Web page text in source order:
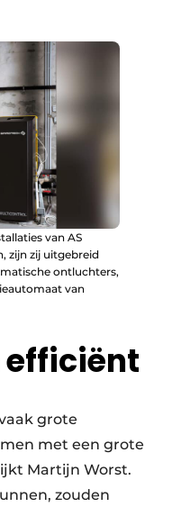
van AS
zijn zij uitgebreid
ontluchters,
van
efficiënt
grote
met een grote
Martijn Worst.
zouden